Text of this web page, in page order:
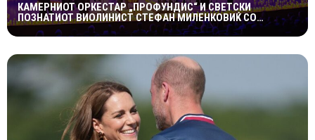
КАМЕРНИОТ ОРКЕСТАР „ПРОФУНДИС“ И СВЕТСКИ
ПОЗНАТИОТ ВИОЛИНИСТ СТЕФАН МИЛЕНКОВИЌ СО
СПЕКТАКУЛАРЕН „CANDLELIGHT“ КОНЦЕРТ НА „ОХРИДСКО
ЛЕТО“